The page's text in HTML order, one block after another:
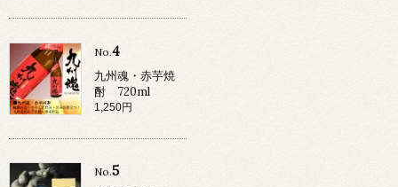
No.4
九州魂・赤芋焼
酎 720ml
1,250円
No.5